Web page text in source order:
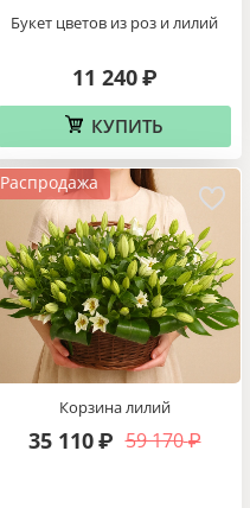
Букет цветов из роз и лилий
11 240 ₽
КУПИТЬ
Распродажа
Корзина лилий
59 170 ₽
35 110 ₽